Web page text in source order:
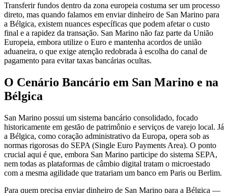
Transferir fundos dentro da zona europeia costuma ser um processo
direto, mas quando falamos em enviar dinheiro de San Marino para
a Bélgica, existem nuances específicas que podem afetar o custo
final e a rapidez da transação. San Marino não faz parte da União
Europeia, embora utilize o Euro e mantenha acordos de união
aduaneira, o que exige atenção redobrada à escolha do canal de
pagamento para evitar taxas bancárias ocultas.
O Cenário Bancário em San Marino e na
Bélgica
San Marino possui um sistema bancário consolidado, focado
historicamente em gestão de patrimônio e serviços de varejo local. Já
a Bélgica, como coração administrativo da Europa, opera sob as
normas rigorosas do SEPA (Single Euro Payments Area). O ponto
crucial aqui é que, embora San Marino participe do sistema SEPA,
nem todas as plataformas de câmbio digital tratam o microestado
com a mesma agilidade que tratariam um banco em Paris ou Berlim.
Para quem precisa enviar dinheiro de San Marino para a Bélgica —